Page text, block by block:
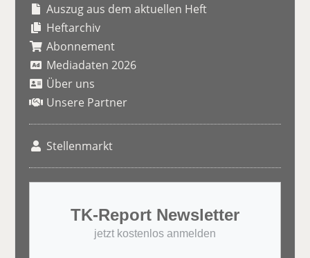
Auszug aus dem aktuellen Heft
Heftarchiv
Abonnement
Mediadaten 2026
Über uns
Unsere Partner
Stellenmarkt
TK-Report Newsletter
jetzt kostenlos anmelden